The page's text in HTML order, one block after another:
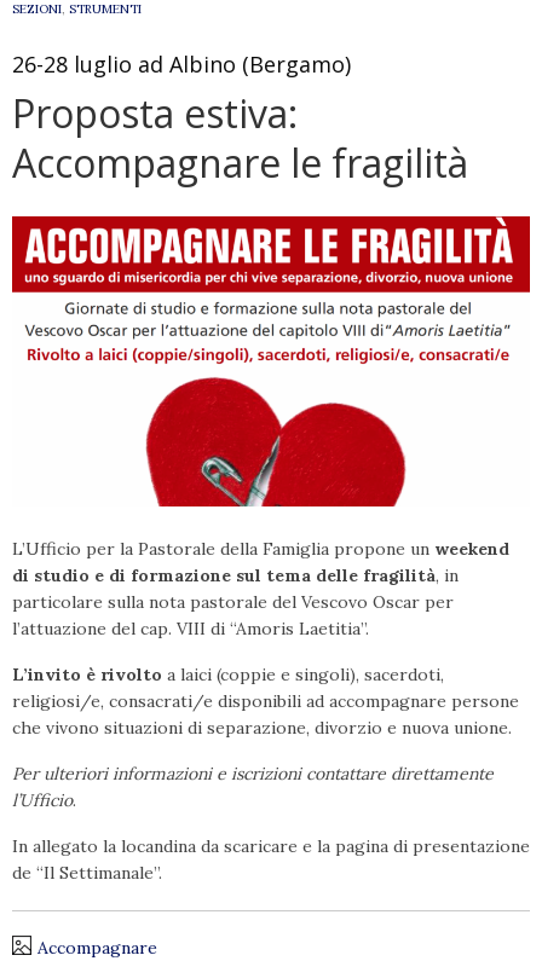
SEZIONI, STRUMENTI
26-28 luglio ad Albino (Bergamo)
Proposta estiva:
Accompagnare le fragilità
L’Ufficio per la Pastorale della Famiglia propone un weekend
di studio e di formazione sul tema delle fragilità, in
particolare sulla nota pastorale del Vescovo Oscar per
l’attuazione del cap. VIII di “Amoris Laetitia”.
L’invito è rivolto a laici (coppie e singoli), sacerdoti,
religiosi/e, consacrati/e disponibili ad accompagnare persone
che vivono situazioni di separazione, divorzio e nuova unione.
Per ulteriori informazioni e iscrizioni contattare direttamente
l’Ufficio.
In allegato la locandina da scaricare e la pagina di presentazione
de “Il Settimanale”.
Accompagnare